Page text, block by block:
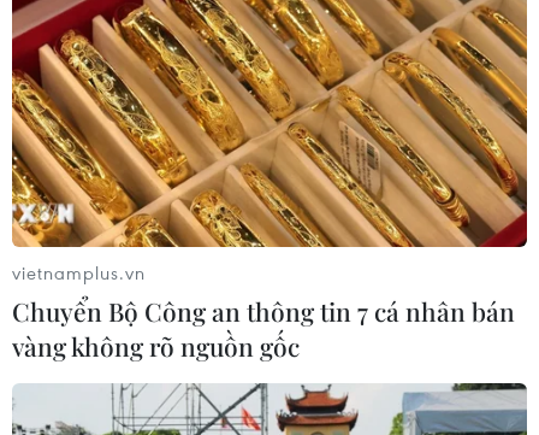
vietnamplus.vn
Chuyển Bộ Công an thông tin 7 cá nhân bán
vàng không rõ nguồn gốc